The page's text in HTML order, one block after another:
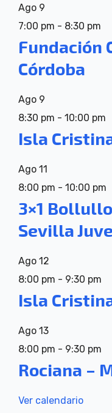
Ago 9
7:00 pm - 8:30 pm
Fundación
Córdoba
Ago 9
8:30 pm - 10:00 pm
Isla
Ago 11
8:00 pm - 10:00 pm
3×1
Sevilla
Ago 12
8:00 pm - 9:30 pm
Isla
Ago 13
8:00 pm - 9:30 pm
Rociana –
Ver calendario